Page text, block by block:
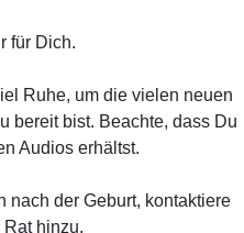
für Dich.
Ruhe, um die vielen neuen
bereit bist. Beachte, dass Du
Audios erhältst.
nach der Geburt, kontaktiere
hinzu.